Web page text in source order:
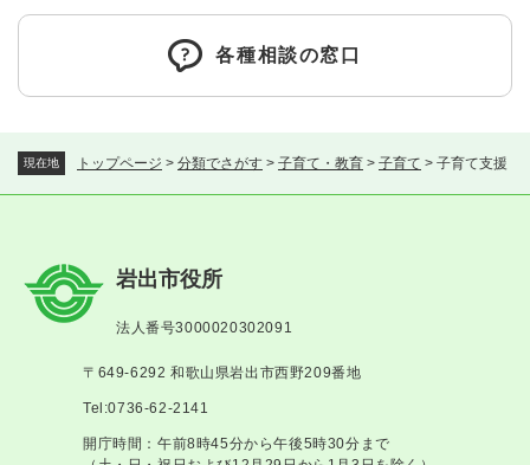
現在地 トップページ > 分類でさがす > 子育て・教育 > 子育て > 子育て支援
各種相談の窓口
岩出市役所
法人番号3000020302091
〒649-6292 和歌山県岩出市西野209番地
Tel:0736-62-2141
開庁時間：午前8時45分から午後5時30分まで